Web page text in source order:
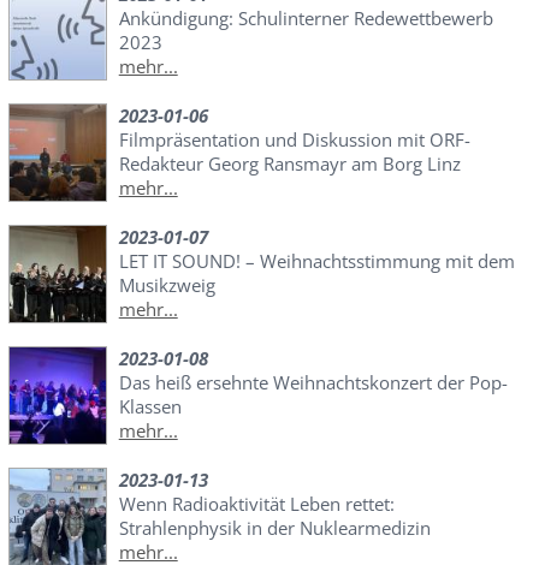
Ankündigung: Schulinterner Redewettbewerb
2023
mehr...
2023-01-06
Filmpräsentation und Diskussion mit ORF-
Redakteur Georg Ransmayr am Borg Linz
mehr...
2023-01-07
LET IT SOUND! – Weihnachtsstimmung mit dem
Musikzweig
mehr...
2023-01-08
Das heiß ersehnte Weihnachtskonzert der Pop-
Klassen
mehr...
2023-01-13
Wenn Radioaktivität Leben rettet:
Strahlenphysik in der Nuklearmedizin
mehr...